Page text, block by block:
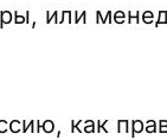
или
как